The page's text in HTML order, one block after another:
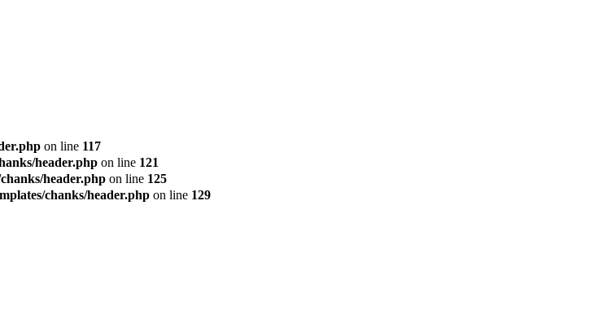
on line 117
header.php on line 121
header.php on line 125
chanks/header.php on line 129